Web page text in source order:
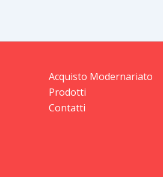
Acquisto Modernariato
Prodotti
Contatti